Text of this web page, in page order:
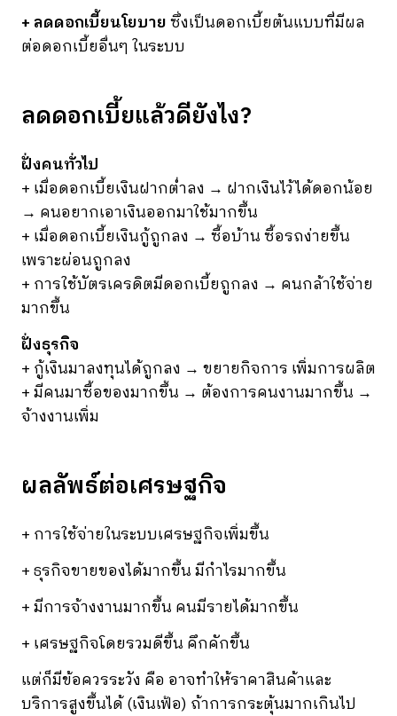
+ ลดดอกเบี้ยนโยบายซึ่งเป็นดอกเบี้ยต้นแบบที่มีผล
ต่อดอกเบี้ยอื่นๆ ในระบบ
ลดดอกเบี้ยแล้วดียังไง?
ฝั่งคนทั่วไป
+ เมื่อดอกเบี้ยเงินฝากต่ำลง → ฝากเงินไว้ได้ดอกน้อย
→ คนอยากเอาเงินออกมาใช้มากขึ้น
+ เมื่อดอกเบี้ยเงินกู้ถูกลง → ซื้อบ้าน ซื้อรถง่ายขึ้น
เพราะผ่อนถูกลง
+ การใช้บัตรเครดิตมีดอกเบี้ยถูกลง → คนกล้าใช้จ่าย
มากขึ้น
ฝั่งธุรกิจ
+ กู้เงินมาลงทุนได้ถูกลง → ขยายกิจการ เพิ่มการผลิต
+ มีคนมาซื้อของมากขึ้น → ต้องการคนงานมากขึ้น →
จ้างงานเพิ่ม
ผลลัพธ์ต่อเศรษฐกิจ
+ การใช้จ่ายในระบบเศรษฐกิจเพิ่มขึ้น
+ ธุรกิจขายของได้มากขึ้น มีกำไรมากขึ้น
+ มีการจ้างงานมากขึ้น คนมีรายได้มากขึ้น
+ เศรษฐกิจโดยรวมดีขึ้น คึกคักขึ้น
แต่ก็มีข้อควรระวัง คือ อาจทำให้ราคาสินค้าและ
บริการสูงขึ้นได้ (เงินเฟ้อ) ถ้าการกระตุ้นมากเกินไป